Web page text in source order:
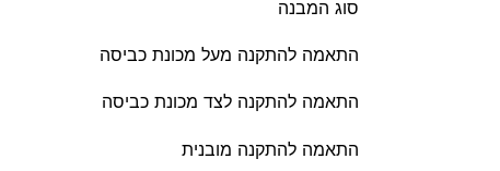
סוג המבנה
התאמה להתקנה מעל מכונת כביסה
התאמה להתקנה לצד מכונת כביסה
התאמה להתקנה מובנית